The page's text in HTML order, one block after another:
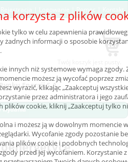
Rejestracja | Pomoc
Energii S.A.
wydania
korzysta z plików
tylko w celu zapewnienia
żadnych informacji o sposobie
innych niż systemowe wymaga zgody.
możesz ją wycofać poprzez
wyrazić, klikając „Zaakceptuj
przez administratora i jego
plików cookie, kliknij „Zaakceptuj tylko
i możesz ją w dowolnym momencie
Wycofanie zgody pozostanie
plików cookie i podobnych
przed jej wycofaniem. Korzystanie